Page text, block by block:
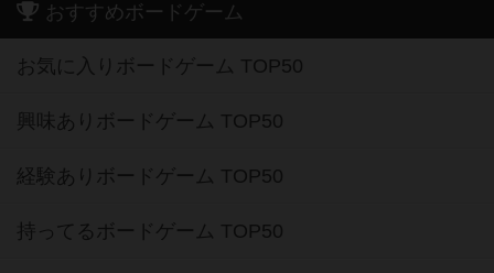
おすすめボードゲーム
お気に入りボードゲーム TOP50
興味ありボードゲーム TOP50
経験ありボードゲーム TOP50
持ってるボードゲーム TOP50